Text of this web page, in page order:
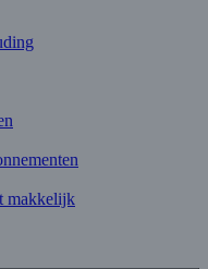
makkelijk